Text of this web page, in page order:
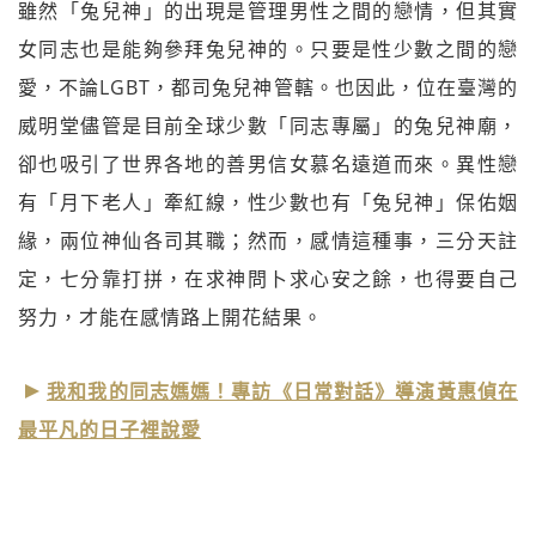
雖然「兔兒神」的出現是管理男性之間的戀情，但其實
女同志也是能夠參拜兔兒神的。只要是性少數之間的戀
愛，不論LGBT，都司兔兒神管轄。也因此，位在臺灣的
威明堂儘管是目前全球少數「同志專屬」的兔兒神廟，
卻也吸引了世界各地的善男信女慕名遠道而來。異性戀
有「月下老人」牽紅線，性少數也有「兔兒神」保佑姻
緣，兩位神仙各司其職；然而，感情這種事，三分天註
定，七分靠打拼，在求神問卜求心安之餘，也得要自己
努力，才能在感情路上開花結果。
我和我的同志媽媽！專訪《日常對話》導演黃惠偵在
最平凡的日子裡說愛